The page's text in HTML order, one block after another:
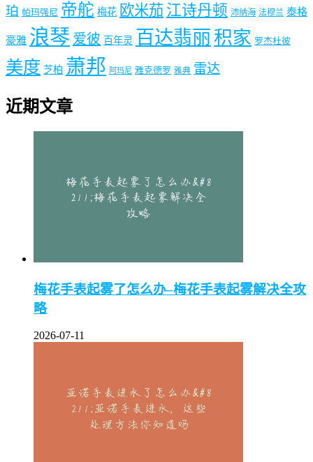
珀 帕玛强尼 帝舵 梅花 欧米茄 江诗丹顿 沛纳海 法穆兰 泰格
豪雅 浪琴 爱彼 百年灵 百达翡丽 积家 罗杰杜彼
美度 芝柏 萧邦 阿玛尼 雅克德罗 雅典 雷达
近期文章
梅花手表起雾了怎么办–梅花手表起雾解决全攻
略
2026-07-11